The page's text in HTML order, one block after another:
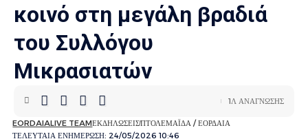
κοινό στη μεγάλη βραδιά
του Συλλόγου
Μικρασιατών
ΤΕΛΕΥΤΑΙΑ ΕΝΗΜΕΡΩΣΗ: 24/05/2026 10:46
EORDAIALIVE TEAMΕΚΔΗΛΩΣΕΙΣΠΤΟΛΕΜΑΪΔΑ / ΕΟΡΔΑΙΑ
1Λ ΑΝΑΓΝΩΣΗΣ